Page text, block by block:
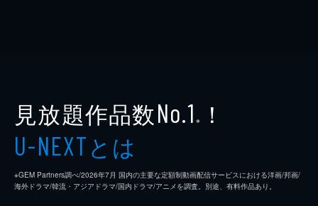
見放題作品数No.1 ※ ！
U-NEXTとは
※GEM Partners調べ/2026年7⽉ 国内の主要な定額制動画配信サービスにおける洋画/邦画/
海外ドラマ/韓流・アジアドラマ/国内ドラマ/アニメを調査。別途、有料作品あり。